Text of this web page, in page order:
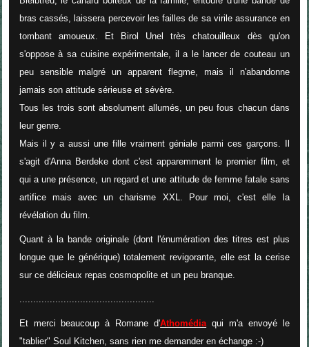
bras cassés, laissera percevoir les failles de sa virile assurance en
tombant amoueux. Et Birol Unel très chatouilleux dès qu'on
s'oppose à sa cuisine expérimentale, il a le lancer de couteau un
peu sensible malgré un apparent flegme, mais il n'abandonne
jamais son attitude sérieuse et sévère.
Tous les trois sont absolument allumés, un peu fous chacun dans
leur genre.
Mais il y a aussi une fille vraiment géniale parmi ces garçons. Il
s'agit d'Anna Berdeke dont c'est apparemment le premier film, et
qui a une présence, un regard et une attitude de femme fatale sans
artifice mais avec un charisme XXL. Pour moi, c'est elle la
révélation du film.
Quant à la bande originale (dont l'énumération des titres est plus
longue que le générique) totalement revigorante, elle est la cerise
sur ce délicieux repas cosmopolite et un peu branque.
Et merci beaucoup à Romane d'Athomédia qui m'a envoyé le
"tablier" Soul Kitchen, sans rien me demander en échange :-)